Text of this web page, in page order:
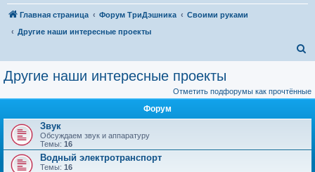
Главная страница Форум ТриДэшника
Своими руками
Другие наши интересные проекты
с
Другие наши интересные проекты
Отметить подфорумы как прочтённые
Форум
Звук
Обсуждаем звук и аппаратуру
Темы: 16
Водный электротранспорт
Темы: 16